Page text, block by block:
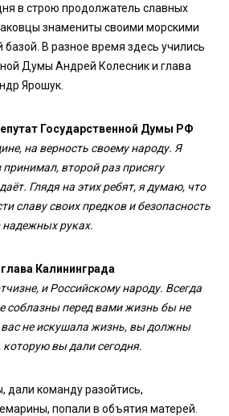
в строю продолжатель славных
знамениты своими морскими
В разное время здесь учились
Думы Андрей Колесник и глава
Ярошук.
Государственной Думы РФ
на верность своему народу. Я
второй раз присягу
Глядя на этих ребят, я думаю, что
славу своих предков и безопасность
руках.
Калининграда
и Российскому народу. Всегда
соблазны перед вами жизнь бы не
не искушала жизнь, вы должны
которую вы дали сегодня.
дали команду разойтись,
попали в объятия матерей.